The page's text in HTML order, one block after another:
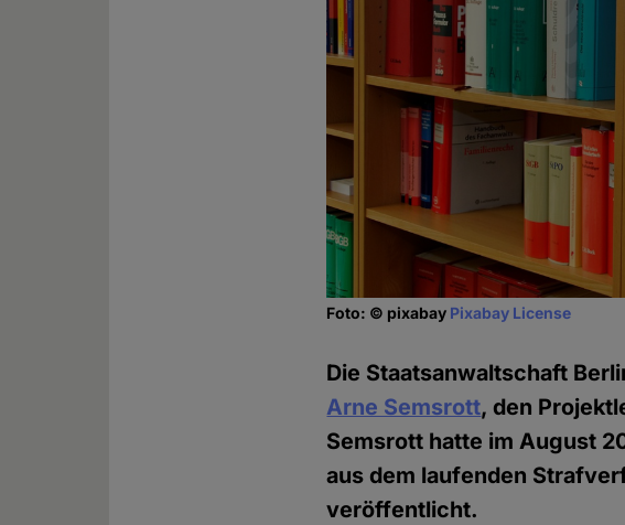
Foto: © pixabay Pixabay License
Die Staatsanwaltschaft
Arne Semsrott, den
Semsrott hatte im August
aus dem laufenden
veröffentlicht.